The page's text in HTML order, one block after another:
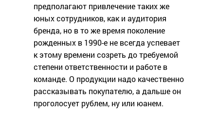
предполагают привлечение таких же
юных сотрудников, как и аудитория
бренда, но в то же время поколение
рожденных в 1990-е не всегда успевает
к этому времени созреть до требуемой
степени ответственности и работе в
команде. О продукции надо качественно
рассказывать покупателю, а дальше он
проголосует рублем, ну или юанем.